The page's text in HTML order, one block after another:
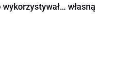
własną